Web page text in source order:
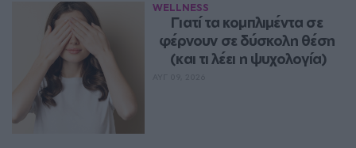
WELLNESS
Γιατί τα κομπλιμέντα σε
φέρνουν σε δύσκολη θέση
(και τι λέει η ψυχολογία)